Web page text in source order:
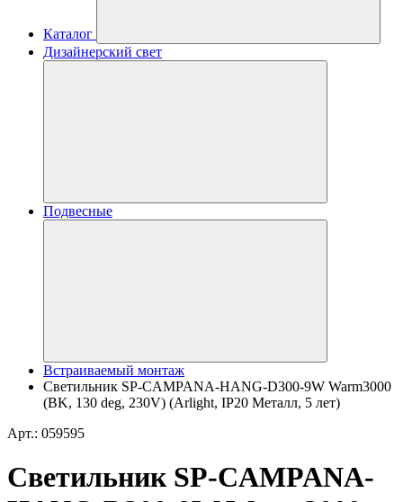
Каталог
Дизайнерский свет
Подвесные
Встраиваемый монтаж
Светильник SP-CAMPANA-HANG-D300-9W Warm3000
(BK, 130 deg, 230V) (Arlight, IP20 Металл, 5 лет)
Арт.: 059595
Светильник SP-CAMPANA-